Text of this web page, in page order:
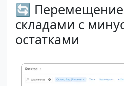
🔄
складами с
остатками